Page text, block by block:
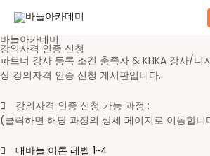
츠
로
건
너
기
바늘아카데미
강의자격 인증 신청
파트너 강사 등록 조건 충족자 & KHKA 강사/디
상 강의자격 인증 신청 게시판입니다.
강의자격 인증 신청 가능 과정 :
(클릭하면 해당 과정의 상세 페이지로 이동합니
대바늘 이론 레벨 1~4